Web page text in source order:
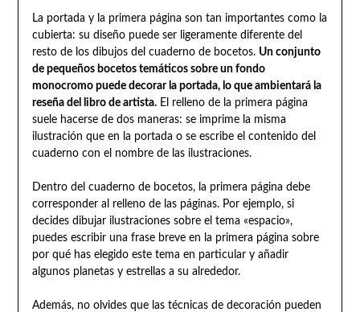
La portada y la primera página son tan importantes como la
cubierta: su diseño puede ser ligeramente diferente del
resto de los dibujos del cuaderno de bocetos. Un conjunto
de pequeños bocetos temáticos sobre un fondo
monocromo puede decorar la portada, lo que ambientará la
reseña del libro de artista.El relleno de la primera página
suele hacerse de dos maneras: se imprime la misma
ilustración que en la portada o se escribe el contenido del
cuaderno con el nombre de las ilustraciones.
Dentro del cuaderno de bocetos, la primera página debe
corresponder al relleno de las páginas. Por ejemplo, si
decides dibujar ilustraciones sobre el tema «espacio»,
puedes escribir una frase breve en la primera página sobre
por qué has elegido este tema en particular y añadir
algunos planetas y estrellas a su alrededor.
Además, no olvides que las técnicas de decoración pueden